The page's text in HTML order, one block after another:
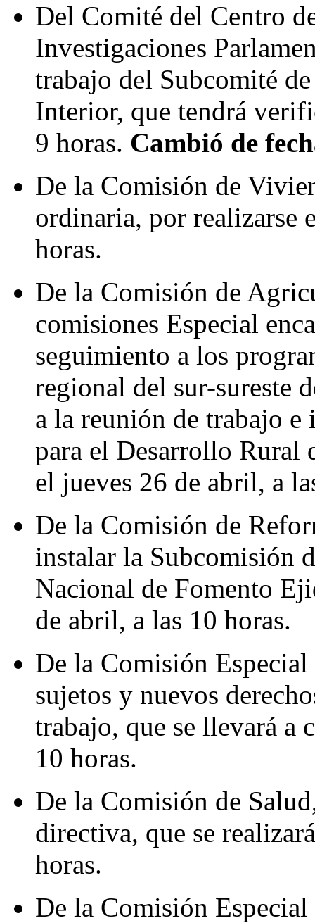
Del Comité del Centro
Investigaciones
trabajo del Subcomité
Interior, que tendrá
9 horas. Cambió de
De la Comisión de
ordinaria, por realizarse
horas.
De la Comisión de
comisiones Especial
seguimiento a los
regional del sur-sureste
a la reunión de trabajo
para el Desarrollo Rural
el jueves 26 de abril, a
De la Comisión de
instalar la Subcomisión
Nacional de Fomento
de abril, a las 10 horas.
De la Comisión
sujetos y nuevos
trabajo, que se llevará a
10 horas.
De la Comisión de
directiva, que se
horas.
De la Comisión